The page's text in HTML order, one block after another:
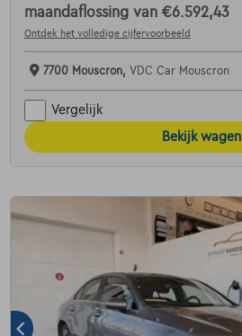
maandaflossing van €6.592,43
Ontdek het volledige cijfervoorbeeld
7700 Mouscron, VDC Car Mouscron
Vergelijk
Bekijk wagen